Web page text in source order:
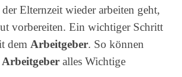
Elternzeit wieder arbeiten geht,
vorbereiten. Ein wichtiger Schritt
dem Arbeitgeber. So können
Arbeitgeber alles Wichtige